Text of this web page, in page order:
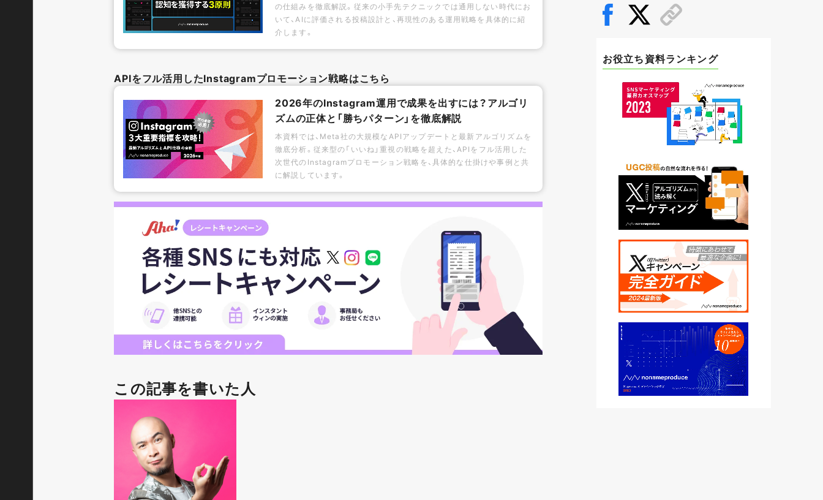
の仕組みを徹底解説。従来の小手先テクニックでは通用しない時代にお
いて、AIに評価される投稿設計と、再現性のある運用戦略を具体的に紹
介します。
APIをフル活用したInstagramプロモーション戦略はこちら
2026年のInstagram運用で成果を出すには？アルゴリ
ズムの正体と「勝ちパターン」を徹底解説
本資料では、Meta社の大規模なAPIアップデートと最新アルゴリズムを
徹底分析。従来型の「いいね」重視の戦略を超えた、APIをフル活用した
次世代のInstagramプロモーション戦略を、具体的な仕掛けや事例と共
に解説しています。
この記事を書いた人
お役立ち資料ランキング